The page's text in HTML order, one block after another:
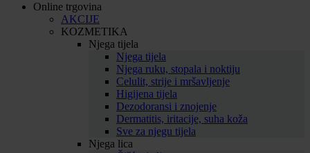
Online trgovina
AKCIJE
KOZMETIKA
Njega tijela
Njega tijela
Njega ruku, stopala i noktiju
Celulit, strije i mršavljenje
Higijena tijela
Dezodoransi i znojenje
Dermatitis, iritacije, suha koža
Sve za njegu tijela
Njega lica